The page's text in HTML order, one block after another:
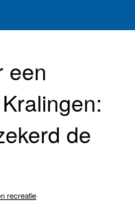
een
de
recreatie